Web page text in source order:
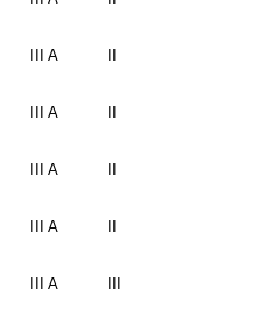
III A
III A
III A
III A
III A